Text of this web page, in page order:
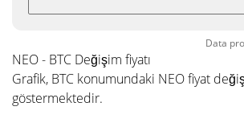
Data
NEO - BTC Değişim fiyatı
Grafik, BTC konumundaki NEO fiyat
göstermektedir.